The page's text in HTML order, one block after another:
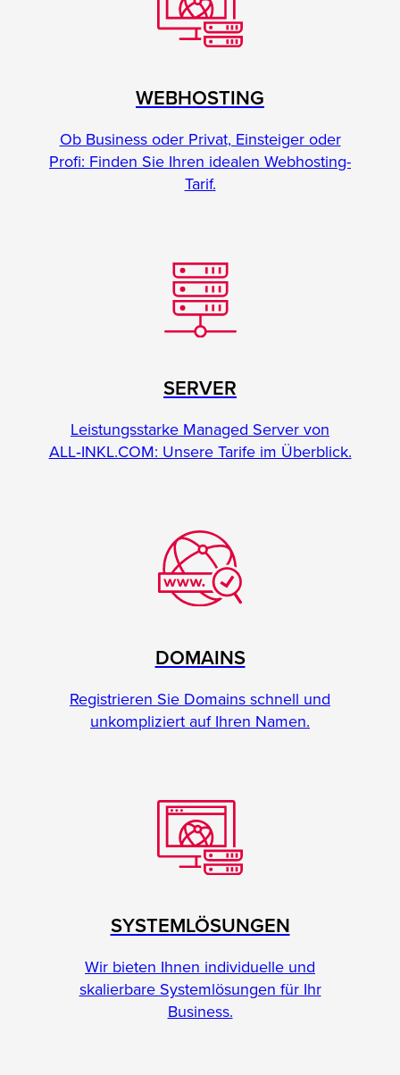
WEBHOSTING
Ob Business oder Privat, Einsteiger oder
Profi: Finden Sie Ihren idealen Webhosting-
Tarif.
SERVER
Leistungsstarke Managed Server von
ALL‑INKL.COM: Unsere Tarife im Überblick.
DOMAINS
Registrieren Sie Domains schnell und
unkompliziert auf Ihren Namen.
SYSTEMLÖSUNGEN
Wir bieten Ihnen individuelle und
skalierbare Systemlösungen für Ihr
Business.